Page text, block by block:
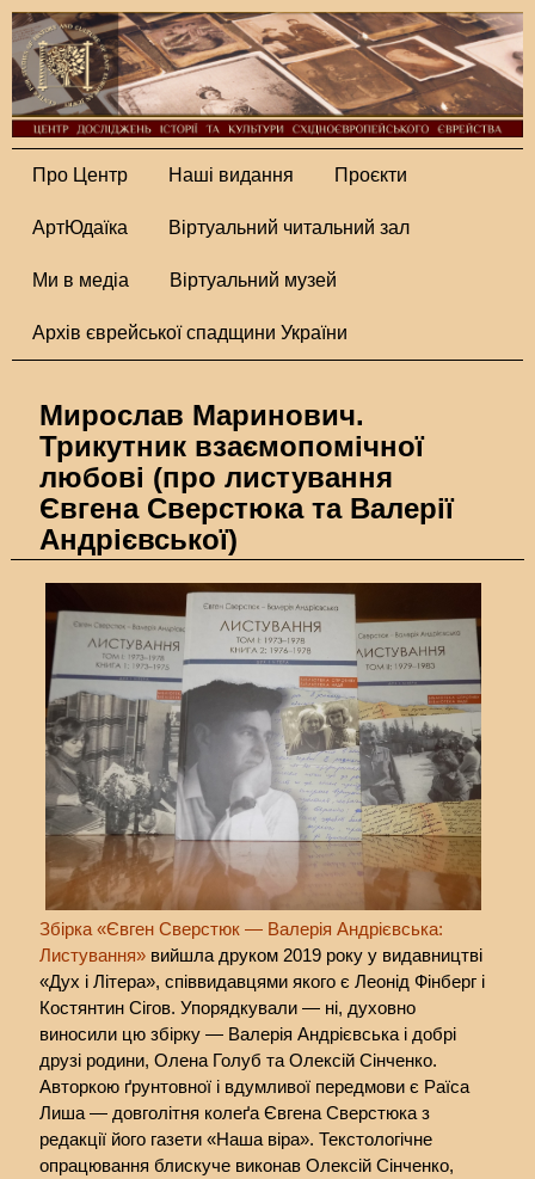
Про Центр Наші видання Проєкти
АртЮдаїка Віртуальний читальний зал
Ми в медіа Віртуальний музей
Архів єврейської спадщини України
Мирослав Маринович.
Трикутник взаємопомічної
любові (про листування
Євгена Сверстюка та Валерії
Андрієвської)
Збірка «Євген Сверстюк — Валерія Андрієвська:
Листування»вийшла друком 2019 року у видавництві
«Дух і Літера», співвидавцями якого є Леонід Фінберг і
Костянтин Сігов. Упорядкували — ні, духовно
виносили цю збірку — Валерія Андрієвська і добрі
друзі родини, Олена Голуб та Олексій Сінченко.
Авторкою ґрунтовної і вдумливої передмови є Раїса
Лиша — довголітня колеґа Євгена Сверстюка з
редакції його газети «Наша віра». Текстологічне
опрацювання блискуче виконав Олексій Сінченко,